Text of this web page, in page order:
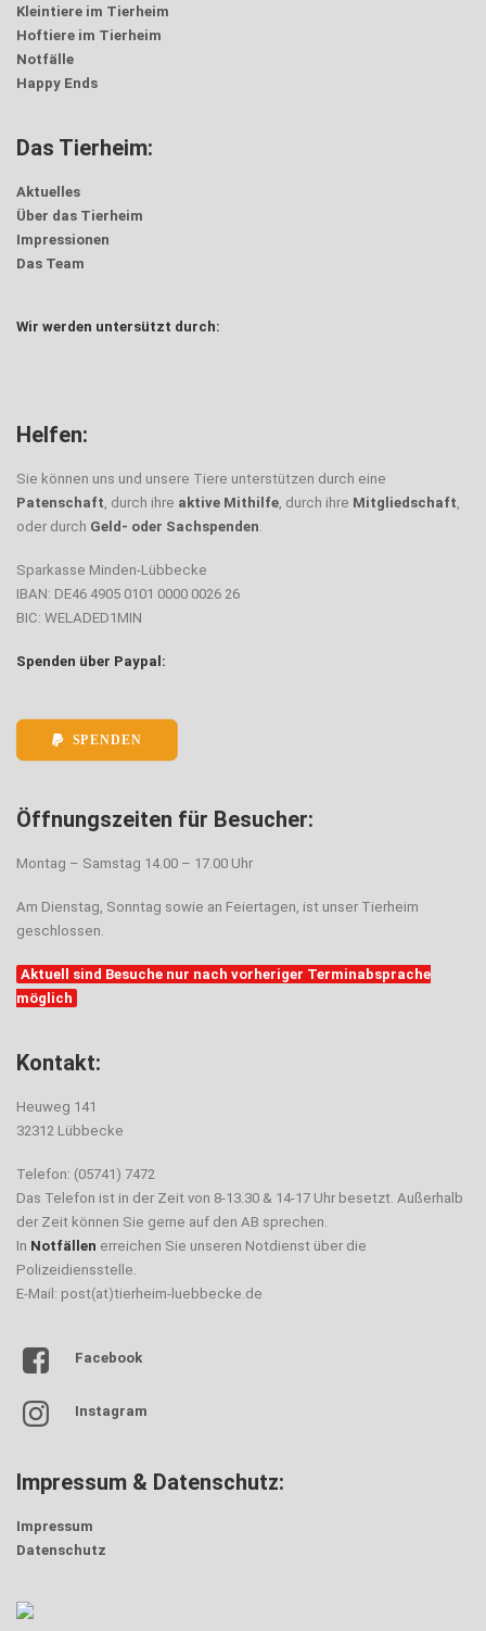
Kleintiere im Tierheim
Hoftiere im Tierheim
Notfälle
Happy Ends
Das Tierheim:
Aktuelles
Über das Tierheim
Impressionen
Das Team
Wir werden untersützt durch:
Helfen:
Sie können uns und unsere Tiere unterstützen durch eine
Patenschaft, durch ihre aktive Mithilfe, durch ihre Mitgliedschaft,
oder durch Geld- oder Sachspenden.
Sparkasse Minden-Lübbecke
IBAN: DE46 4905 0101 0000 0026 26
BIC: WELADED1MIN
Spenden über Paypal:
SPENDEN
Öffnungszeiten für Besucher:
Montag – Samstag 14.00 – 17.00 Uhr
Am Dienstag, Sonntag sowie an Feiertagen, ist unser Tierheim
geschlossen.
Aktuell sind Besuche nur nach vorheriger Terminabsprache
möglich
Kontakt:
Heuweg 141
32312 Lübbecke
Telefon: (05741) 7472
Das Telefon ist in der Zeit von 8-13.30 & 14-17 Uhr besetzt. Außerhalb
der Zeit können Sie gerne auf den AB sprechen.
In Notfällen erreichen Sie unseren Notdienst über die
Polizeidiensstelle.
E-Mail: post(at)tierheim-luebbecke.de
Facebook
Instagram
Impressum & Datenschutz:
Impressum
Datenschutz